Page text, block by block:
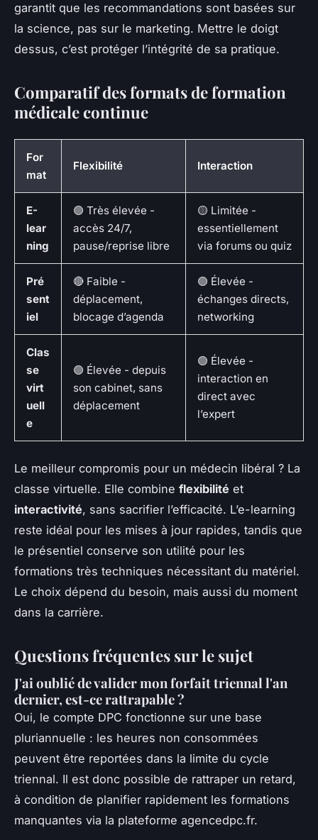
garantit que les recommandations sont basées sur
la science, pas sur le marketing. Mettre le doigt
dessus, c’est protéger l’intégrité de sa pratique.
Comparatif des formats de formation
médicale continue
For
mat
Flexibilité Interaction
E-
lear
ning
🟢 Très élevée -
accès 24/7,
pause/reprise libre
🟡 Limitée -
essentiellement
via forums ou quiz
Pré
sent
iel
🔴 Faible -
déplacement,
blocage d’agenda
🟢 Élevée -
échanges directs,
networking
Clas
se
virt
uell
e
🟢 Élevée - depuis
son cabinet, sans
déplacement
🟢 Élevée -
interaction en
direct avec
l’expert
Le meilleur compromis pour un médecin libéral ? La
classe virtuelle. Elle combine flexibilité et
interactivité, sans sacrifier l’efficacité. L’e-learning
reste idéal pour les mises à jour rapides, tandis que
le présentiel conserve son utilité pour les
formations très techniques nécessitant du matériel.
Le choix dépend du besoin, mais aussi du moment
dans la carrière.
Questions fréquentes sur le sujet
J'ai oublié de valider mon forfait triennal l'an
dernier, est-ce rattrapable ?
Oui, le compte DPC fonctionne sur une base
pluriannuelle : les heures non consommées
peuvent être reportées dans la limite du cycle
triennal. Il est donc possible de rattraper un retard,
à condition de planifier rapidement les formations
manquantes via la plateforme agencedpc.fr.